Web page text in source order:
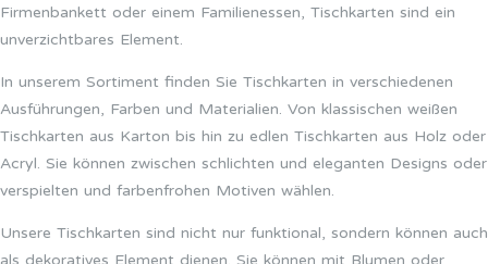
Firmenbankett oder einem Familienessen, Tischkarten sind ein
unverzichtbares Element.
In unserem Sortiment finden Sie Tischkarten in verschiedenen
Ausführungen, Farben und Materialien. Von klassischen weißen
Tischkarten aus Karton bis hin zu edlen Tischkarten aus Holz oder
Acryl. Sie können zwischen schlichten und eleganten Designs oder
verspielten und farbenfrohen Motiven wählen.
Unsere Tischkarten sind nicht nur funktional, sondern können auch
als dekoratives Element dienen. Sie können mit Blumen oder